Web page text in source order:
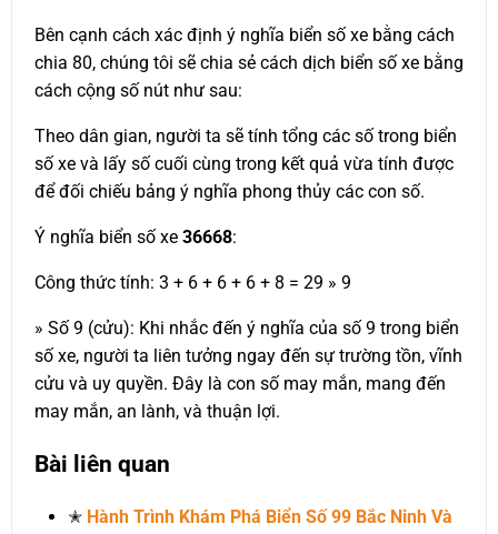
Bên cạnh cách xác định ý nghĩa biển số xe bằng cách
chia 80, chúng tôi sẽ chia sẻ cách dịch biển số xe bằng
cách cộng số nút như sau:
Theo dân gian, người ta sẽ tính tổng các số trong biển
số xe và lấy số cuối cùng trong kết quả vừa tính được
để đối chiếu bảng ý nghĩa phong thủy các con số.
Ý nghĩa biển số xe 36668:
Công thức tính: 3 + 6 + 6 + 6 + 8 = 29 » 9
» Số 9 (cửu): Khi nhắc đến ý nghĩa của số 9 trong biển
số xe, người ta liên tưởng ngay đến sự trường tồn, vĩnh
cửu và uy quyền. Đây là con số may mắn, mang đến
may mắn, an lành, và thuận lợi.
Bài liên quan
✭ Hành Trình Khám Phá Biển Số 99 Bắc Ninh Và